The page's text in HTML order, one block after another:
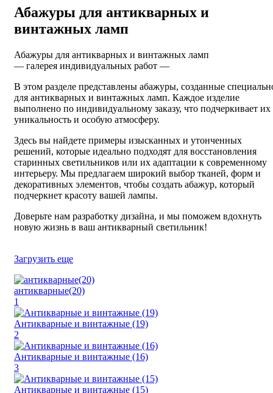
Абажуры для антикварных и
винтажных ламп
Абажуры для антикварных и винтажных ламп
— галерея индивидуальных работ —
В этом разделе представлены абажуры, созданные
для антикварных и винтажных ламп. Каждое изделие
выполнено по индивидуальному заказу, что подчеркивает их
уникальность и особую атмосферу.
Здесь вы найдете примеры изысканных и утонченных
решений, которые идеально подходят для восстановления
старинных светильников или их адаптации к современному
интерьеру. Мы предлагаем широкий выбор тканей, форм и
декоративных элементов, чтобы создать абажур, который
подчеркнет красоту вашей лампы.
Доверьте нам разработку дизайна, и мы поможем вдохнуть
новую жизнь в ваш антикварный светильник!
Загрузить еще
антикварные(20)
1
Антикварные и винтажные (19)
2
Антикварные и винтажные (16)
3
Антикварные и винтажные (15)